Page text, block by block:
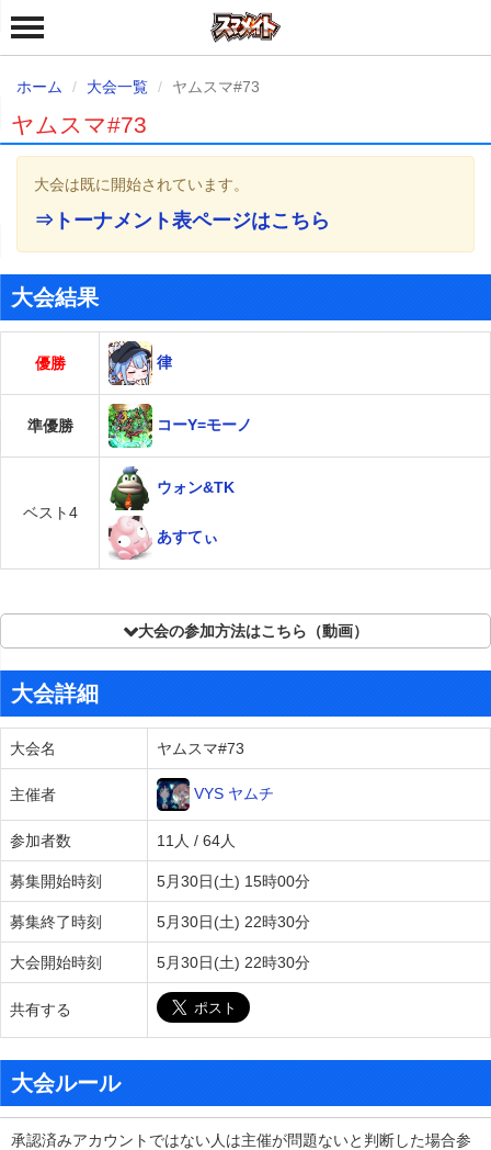
ホーム 大会一覧 ヤムスマ#73
ヤムスマ#73
大会は既に開始されています。
⇒トーナメント表ページはこちら
大会結果
優勝 律
準優勝 コーY=モーノ
ベスト4
ウォン&TK
あすてぃ
大会の参加方法はこちら（動画）
大会詳細
大会名 ヤムスマ#73
主催者 VYS ヤムチ
参加者数 11人 / 64人
募集開始時刻 5月30日(土) 15時00分
募集終了時刻 5月30日(土) 22時30分
大会開始時刻 5月30日(土) 22時30分
共有する
大会ルール
承認済みアカウントではない人は主催が問題ないと判断した場合参